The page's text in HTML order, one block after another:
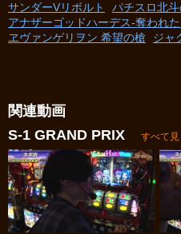
サンダーVリボルト
パチスロ北
アナザーゴッドハーデス-奪われ
ヱヴァンゲリヲン 希望の槍
ジャ
関連動画
S-1 GRAND PRIX
すべて見